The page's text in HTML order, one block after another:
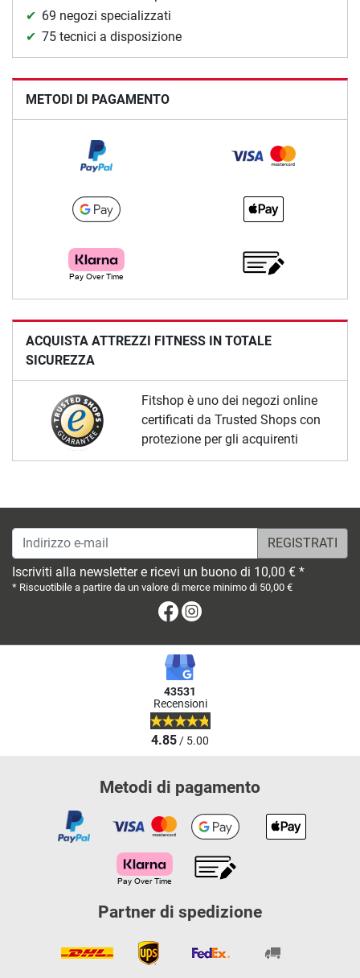
69 negozi specializzati
75 tecnici a disposizione
METODI DI PAGAMENTO
ACQUISTA ATTREZZI FITNESS IN TOTALE
SICUREZZA
Fitshop è uno dei negozi online
certificati da Trusted Shops con
protezione per gli acquirenti
Indirizzo e-mail
Iscriviti alla newsletter e ricevi un buono di 10,00 € *
* Riscuotibile a partire da un valore di merce minimo di 50,00 €
Facebook
43531
Recensioni
4.85/ 5.00
Metodi di pagamento
Partner di spedizione